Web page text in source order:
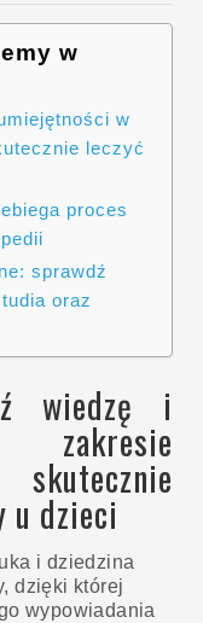
w
w
leczyć
proces
sprawdź
oraz
wiedzę i
u dzieci
i dziedzina
dzięki której
wypowiadania